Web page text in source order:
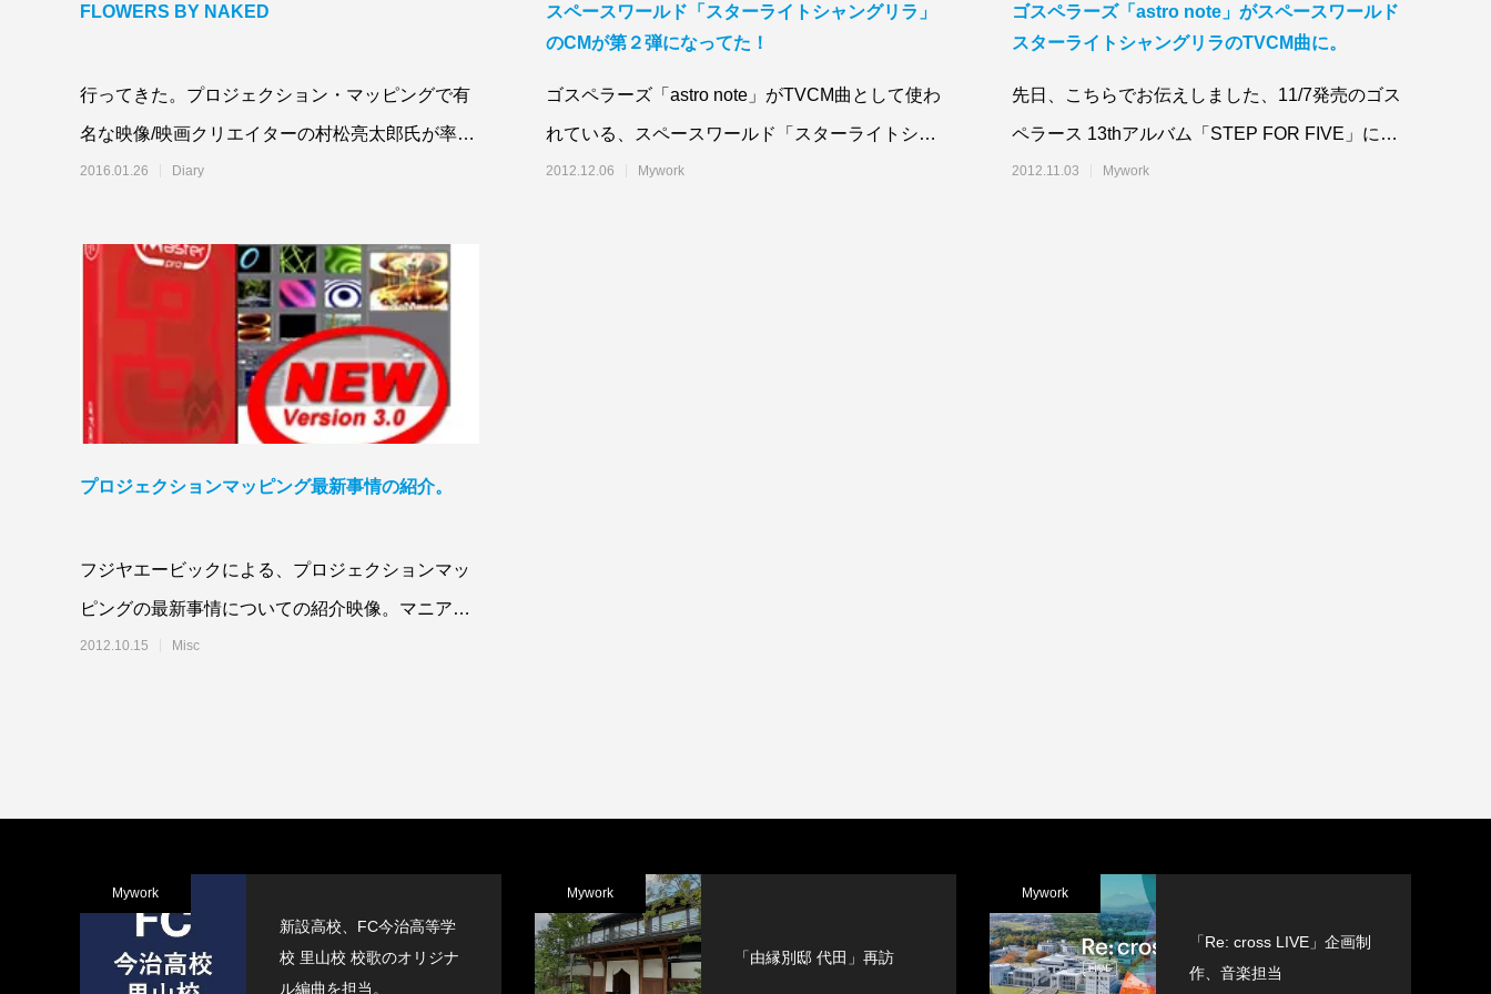
FLOWERS BY NAKED
行ってきた。プロジェクション・マッピングで有
名な映像/映画クリエイターの村松亮太郎氏が率い
るNAKEDと生け花の草月流のコラボレーション
2016.01.26 Diary
スペースワールド「スターライトシャングリラ」
のCMが第２弾になってた！
ゴスペラーズ「astro note」がTVCM曲として使わ
れている、スペースワールド「スターライトシャ
ングリラ」。早くも、ニューバージョ
2012.12.06 Mywork
ゴスペラーズ「astro note」がスペースワールド
スターライトシャングリラのTVCM曲に。
先日、こちらでお伝えしました、11/7発売のゴス
ペラース 13thアルバム「STEP FOR FIVE」に収
録の「astro note」
2012.11.03 Mywork
プロジェクションマッピング最新事情の紹介。
フジヤエービックによる、プロジェクションマッ
ピングの最新事情についての紹介映像。マニアッ
クすぎる話かと思いきや、どうやって映像を投影
2012.10.15 Misc
Mywork
新設高校、FC今治高等学
校 里山校 校歌のオリジナ
ル編曲を担当。
Mywork
「由縁別邸 代田」再訪
Mywork
「Re: cross LIVE」企画制
作、音楽担当